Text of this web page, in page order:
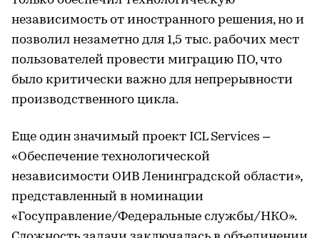
независимость от иностранного решения, но и
позволил незаметно для 1,5 тыс. рабочих мест
пользователей провести миграцию ПО, что
было критически важно для непрерывности
производственного цикла.
Еще один значимый проект ICL Services –
«Обеспечение технологической
независимости ОИВ Ленинградской области»,
представленный в номинации
«Госуправление/Федеральные службы/НКО».